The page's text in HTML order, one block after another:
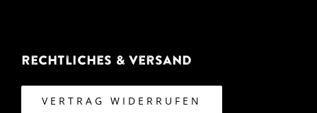
Rechtliches & Versand
VERTRAG WIDERRUFEN